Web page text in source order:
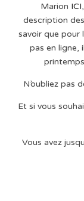
Marion ICI
description
savoir que pour
pas en ligne,
N’oubliez pas
Et si vous
Vous avez